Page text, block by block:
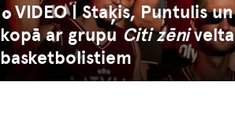
VIDEO | Staķis, Puntulis
kopā ar grupuCiti zēni
basketbolistiem